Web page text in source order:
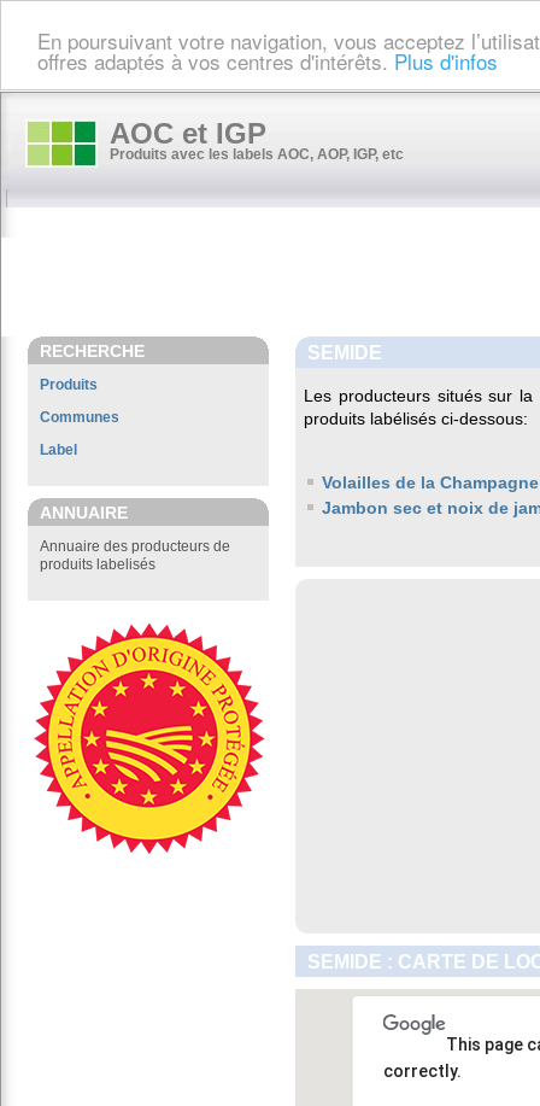
En poursuivant votre navigation, vous acceptez
offres adaptés à vos centres d'intérêts. Plus d'infos
AOC et IGP
Produits avec les labels AOC, AOP, IGP, etc
RECHERCHE
Produits
Communes
Label
ANNUAIRE
Annuaire des producteurs de
produits labelisés
SEMIDE
Les producteurs situés sur
produits labélisés ci-dessous:
Volailles de la Champagne
Jambon sec et noix de
SEMIDE : CARTE DE
This page
correctly.